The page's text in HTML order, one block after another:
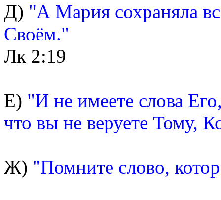
Д) "А Мария сохраняла
Своём."
Лк 2:19
Е) "И не имеете слова
что вы не веруете Тому,
Ж) "Помните слово,